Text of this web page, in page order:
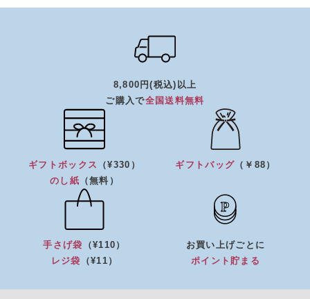
8,800円(税込)以上
ご購入で全国送料無料
ギフトボックス
（¥330）
のし紙 （無料）
ギフトバッグ （￥88）
手さげ袋
（¥110）
レジ袋
（¥11）
お買い上げごとに
ポイント貯まる